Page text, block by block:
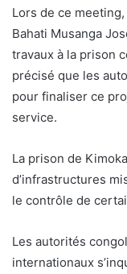
Lors de ce
Bahati Musanga
travaux à la prison
précisé que les
pour finaliser ce
service.
La prison de
d’infrastructures
le contrôle de
Les autorités
internationaux